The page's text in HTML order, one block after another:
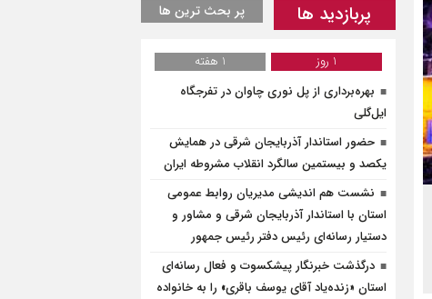
پربازدید ها پر بحث ترین ها
1 روز
1 هفته
بهره‌برداری از پل نوری چاوان در تفرجگاه
ایل‌گلی
حضور استاندار آذربایجان شرقی در همایش
یکصد و بیستمین سالگرد انقلاب مشروطه ایران
نشست هم اندیشی مدیریان روابط عمومی
استان با استاندار آذربایجان شرقی و مشاور و
دستیار رسانه‌ای رئیس دفتر رئیس جمهور
درگذشت خبرنگار پیشکسوت و فعال رسانه‌ای
استان «زنده‌یاد آقای یوسف باقری» را به خانواده